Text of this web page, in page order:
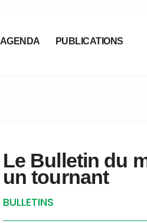
AGENDA PUBLICATIONS
Le Bulletin du
un tournant
BULLETINS